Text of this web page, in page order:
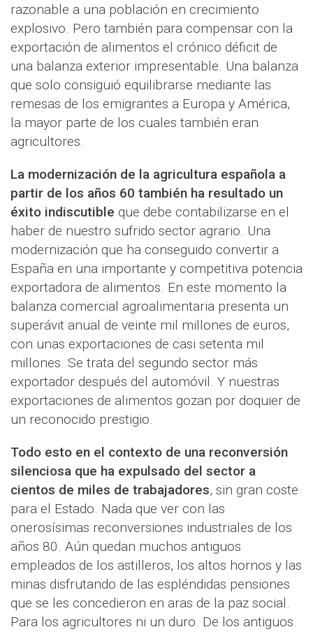
razonable a una población en crecimiento
explosivo. Pero también para compensar con la
exportación de alimentos el crónico déficit de
una balanza exterior impresentable. Una balanza
que solo consiguió equilibrarse mediante las
remesas de los emigrantes a Europa y América,
la mayor parte de los cuales también eran
agricultores.
La modernización de la agricultura española a
partir de los años 60 también ha resultado un
éxito indiscutible que debe contabilizarse en el
haber de nuestro sufrido sector agrario. Una
modernización que ha conseguido convertir a
España en una importante y competitiva potencia
exportadora de alimentos. En este momento la
balanza comercial agroalimentaria presenta un
superávit anual de veinte mil millones de euros,
con unas exportaciones de casi setenta mil
millones. Se trata del segundo sector más
exportador después del automóvil. Y nuestras
exportaciones de alimentos gozan por doquier de
un reconocido prestigio.
Todo esto en el contexto de una reconversión
silenciosa que ha expulsado del sector a
cientos de miles de trabajadores, sin gran coste
para el Estado. Nada que ver con las
onerosísimas reconversiones industriales de los
años 80. Aún quedan muchos antiguos
empleados de los astilleros, los altos hornos y las
minas disfrutando de las espléndidas pensiones
que se les concedieron en aras de la paz social.
Para los agricultores ni un duro. De los antiguos.